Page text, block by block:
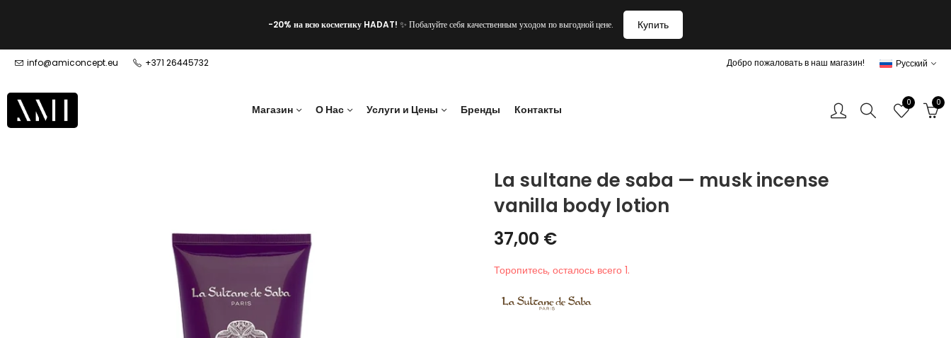
-20% на всю косметику HADAT! ✨ Побалуйте себя качественным уходом по выгодной цене. Купить
info@amiconcept.eu +371 26445732 Добро пожаловать в наш магазин! Русский
Магазин О Нас Услуги и Цены Бренды Контакты
0 0
La sultane de saba — musk incense
vanilla body lotion
37,00 €
Торопитесь, осталось всего 1.